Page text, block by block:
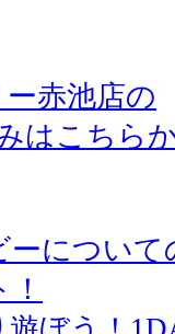
赤池店の
はこちら
について